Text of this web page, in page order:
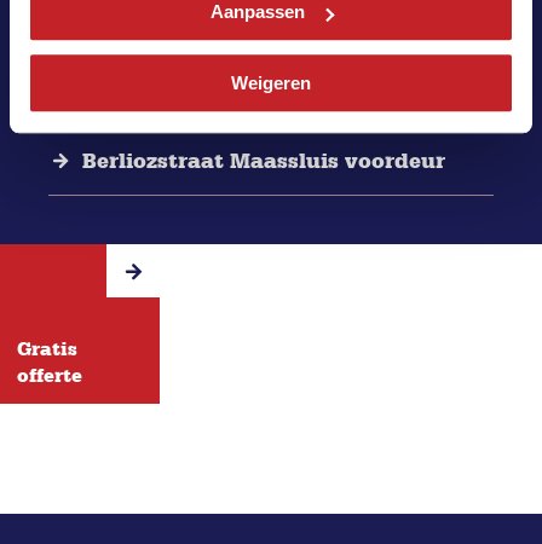
Aanpassen
Weigeren
Nieuwe kozijnen, keralit en
boeidelen Maassluis
Berliozstraat Maassluis voordeur
Gratis
offerte